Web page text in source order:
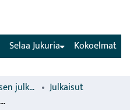
(current) Kokoelmat
Selaa Jukuria
Luonnonvarakeskuksen julkaisut
Julkaisut
Subcortical Coleoptera in dead pines and spruces: is primeval species composition maintained in managed forests?